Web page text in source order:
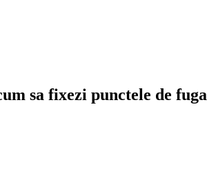
sa fixezi punctele de fuga